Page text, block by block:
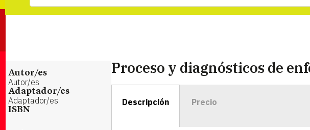
Autor/es
Autor/es
Adaptador/es
Adaptador/es
ISBN
Proceso y diagnósticos de
Descripción Precio